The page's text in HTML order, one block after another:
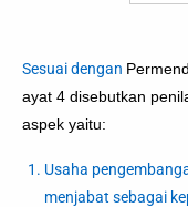
Sesuai dengan
ayat 4 disebutkan
aspek yaitu:
Usaha
menjabat sebagai